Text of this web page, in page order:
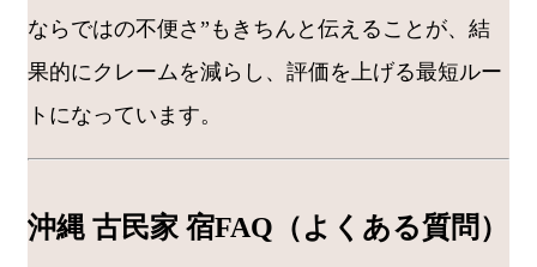
ならではの不便さ”もきちんと伝えることが、結
果的にクレームを減らし、評価を上げる最短ルー
トになっています。
沖縄 古民家 宿FAQ（よくある質問）